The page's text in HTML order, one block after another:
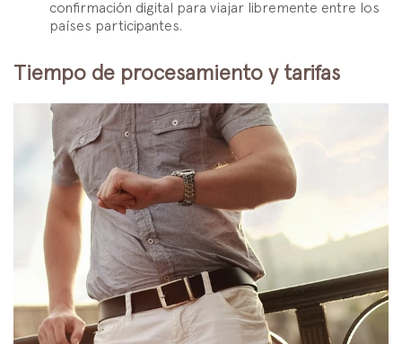
confirmación digital para viajar libremente entre los
países participantes.
Tiempo de procesamiento y tarifas